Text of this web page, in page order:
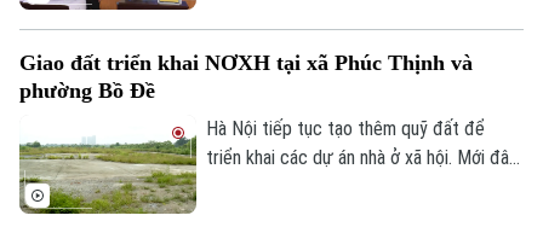
hoạt, hiệu quả trong công tác giải phóng
nhanh tiến độ các dự án mà còn tạo được
niềm tin trong nhân dân.
Giao đất triển khai NƠXH tại xã Phúc Thịnh và
phường Bồ Đề
Hà Nội tiếp tục tạo thêm quỹ đất để
triển khai các dự án nhà ở xã hội. Mới đây,